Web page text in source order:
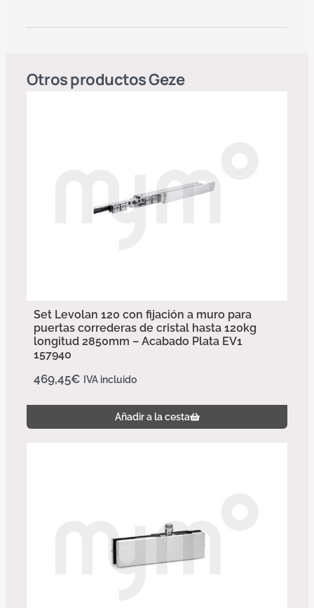
Otros productosGeze
Set Levolan 120 con fijación a muro para
puertas correderas de cristal hasta 120kg
longitud 2850mm – Acabado Plata EV1
157940
469,45€ IVA incluido
Añadir a la cesta